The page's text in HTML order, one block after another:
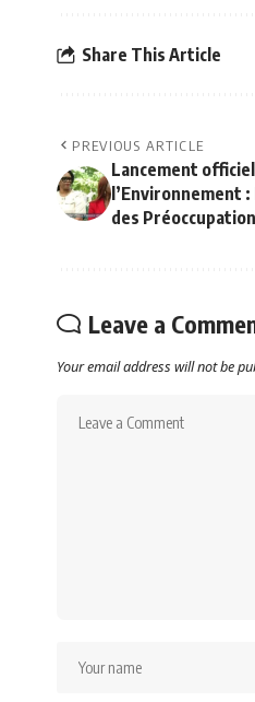
Share This Article
PREVIOUS ARTICLE
Lancement
l’Environnement
des
Leave a
Your email address will not be